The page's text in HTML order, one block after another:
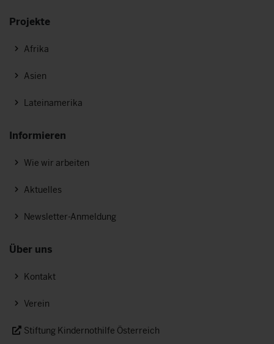
Projekte
Afrika
Asien
Lateinamerika
Informieren
Wie wir arbeiten
Aktuelles
Newsletter-Anmeldung
Über uns
Kontakt
Verein
Stiftung Kindernothilfe Österreich